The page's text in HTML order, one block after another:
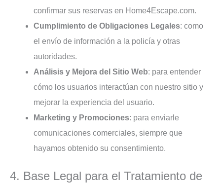
confirmar sus reservas en Home4Escape.com.
Cumplimiento de Obligaciones Legales: como
el envío de información a la policía y otras
autoridades.
Análisis y Mejora del Sitio Web: para entender
cómo los usuarios interactúan con nuestro sitio y
mejorar la experiencia del usuario.
Marketing y Promociones: para enviarle
comunicaciones comerciales, siempre que
hayamos obtenido su consentimiento.
4. Base Legal para el Tratamiento de